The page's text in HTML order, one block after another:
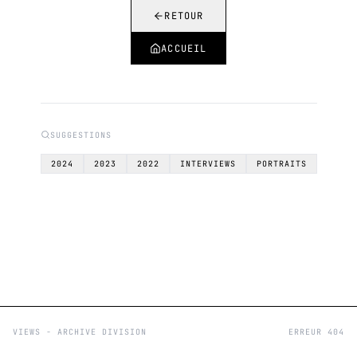
RETOUR
ACCUEIL
SUGGESTIONS
2024 2023 2022 INTERVIEWS PORTRAITS
VIEWS - ARCHIVE DIVISION ERREUR 404